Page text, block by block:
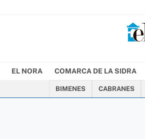
EL NORA COMARCA DE LA SIDRA
BIMENES CABRANES